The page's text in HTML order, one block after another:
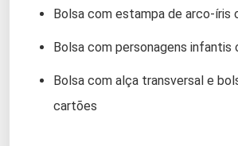
Bolsa com estampa de arco-íris
Bolsa com personagens infantis
Bolsa com alça transversal e
cartões